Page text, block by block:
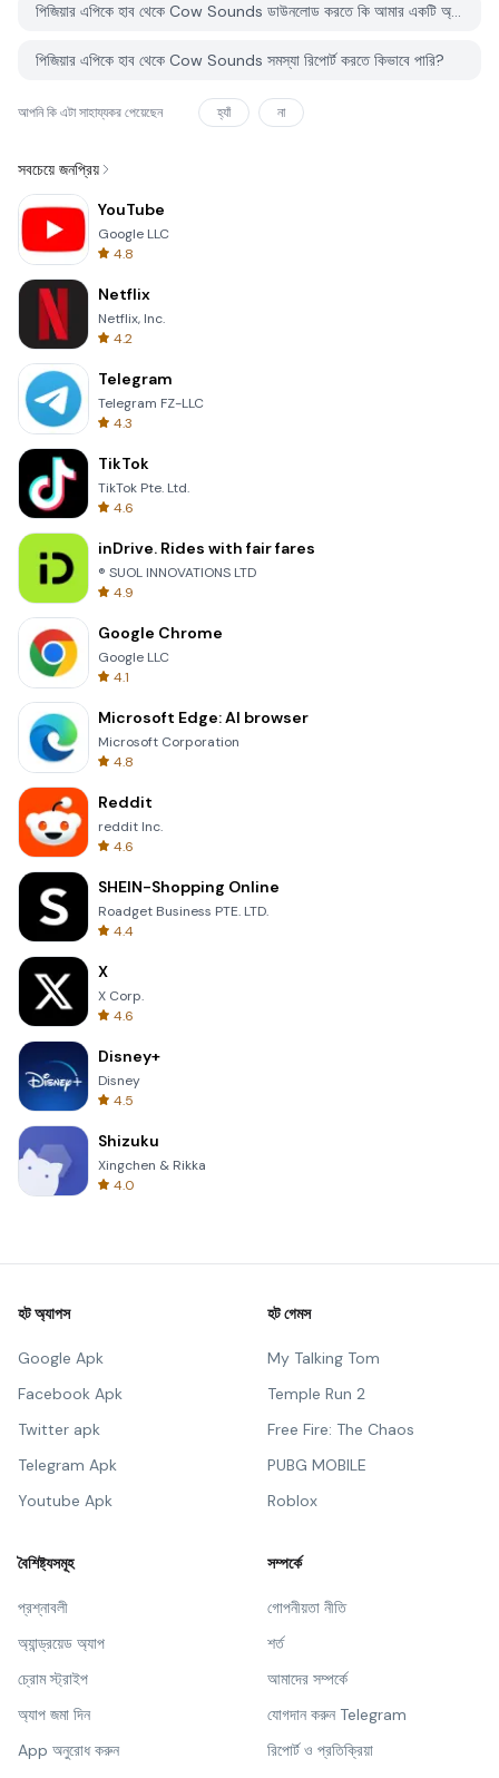
পিজিয়ার এপিকে হাব থেকে Cow Sounds ডাউনলোড করতে কি আমার একটি অ্যাকাউন্ট দরকার?
পিজিয়ার এপিকে হাব থেকে Cow Sounds সমস্যা রিপোর্ট করতে কিভাবে পারি?
আপনি কি এটা সাহায্যকর পেয়েছেন হ্যাঁ না
সবচেয়ে জনপ্রিয়
YouTube
Google LLC
4.8
Netflix
Netflix, Inc.
4.2
Telegram
Telegram FZ-LLC
4.3
TikTok
TikTok Pte. Ltd.
4.6
inDrive. Rides with fair fares
® SUOL INNOVATIONS LTD
4.9
Google Chrome
Google LLC
4.1
Microsoft Edge: AI browser
Microsoft Corporation
4.8
Reddit
reddit Inc.
4.6
SHEIN-Shopping Online
Roadget Business PTE. LTD.
4.4
X
X Corp.
4.6
Disney+
Disney
4.5
Shizuku
Xingchen & Rikka
4.0
হট অ্যাপস
Google Apk
Facebook Apk
Twitter apk
Telegram Apk
Youtube Apk
হট গেমস
My Talking Tom
Temple Run 2
Free Fire: The Chaos
PUBG MOBILE
Roblox
বৈশিষ্ট্যসমূহ
প্রশ্নাবলী
অ্যান্ড্রয়েড অ্যাপ
চ্রোম স্ট্রাইপ
অ্যাপ জমা দিন
App অনুরোধ করুন
সম্পর্কে
গোপনীয়তা নীতি
শর্ত
আমাদের সম্পর্কে
যোগদান করুন Telegram
রিপোর্ট ও প্রতিক্রিয়া